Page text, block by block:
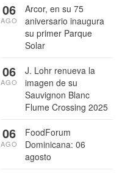
Arcor, en su 75
aniversario inaugura
su primer Parque
Solar
06
AGO
J. Lohr renueva la
imagen de su
Sauvignon Blanc
Flume Crossing 2025
06
AGO
FoodForum
Dominicana: 06
agosto
06
AGO